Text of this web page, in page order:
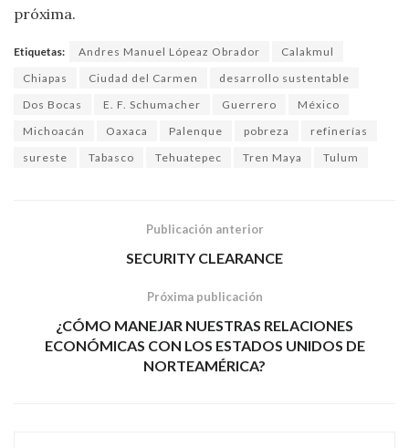
próxima.
Etiquetas: Andres Manuel Lópeaz Obrador
Calakmul
Chiapas
Ciudad del Carmen
desarrollo sustentable
Dos Bocas
E. F. Schumacher Guerrero
México
Michoacán
Oaxaca Palenque pobreza
refinerías
sureste
Tabasco Tehuatepec Tren Maya Tulum
Publicación anterior
SECURITY CLEARANCE
Próxima publicación
¿CÓMO MANEJAR NUESTRAS RELACIONES
ECONÓMICAS CON LOS ESTADOS UNIDOS DE
NORTEAMÉRICA?